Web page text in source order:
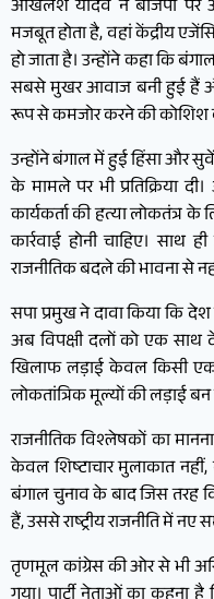
अखिलेश यादव ने बीजेपी पर
मजबूत होता है, वहां केंद्रीय
हो जाता है। उन्होंने कहा कि
सबसे मुखर आवाज बनी हुई हैं
रूप से कमजोर करने की कोशिश
उन्होंने बंगाल में हुई हिंसा और
के मामले पर भी प्रतिक्रिया
कार्यकर्ता की हत्या लोकतंत्र
कार्रवाई होनी चाहिए। साथ
राजनीतिक बदले की भावना से
सपा प्रमुख ने दावा किया कि
अब विपक्षी दलों को एक साथ
खिलाफ लड़ाई केवल किसी एक
लोकतांत्रिक मूल्यों की लड़ाई
राजनीतिक विश्लेषकों का
केवल शिष्टाचार मुलाकात
बंगाल चुनाव के बाद जिस तरह
हैं, उससे राष्ट्रीय राजनीति में
तृणमूल कांग्रेस की ओर से भी